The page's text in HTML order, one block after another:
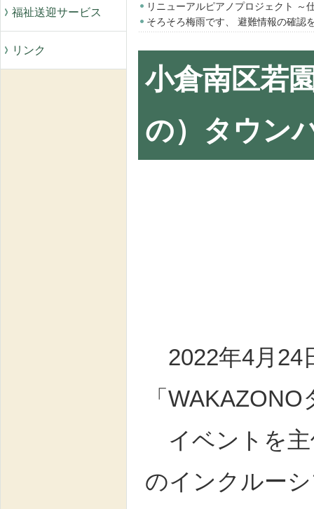
福祉送迎サービス
リンク
リニューアルピアノプロジェクト ～
そろそろ梅雨です、 避難情報の確認
小倉南区若
の）タウン
2022年4月24
「
イベントを主
のインクルー